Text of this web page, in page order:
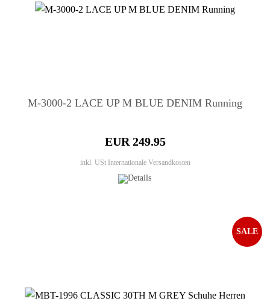
M-3000-2 LACE UP M BLUE DENIM Running
EUR 249.95
inkl. USt Internationale Versandkosten
SALE